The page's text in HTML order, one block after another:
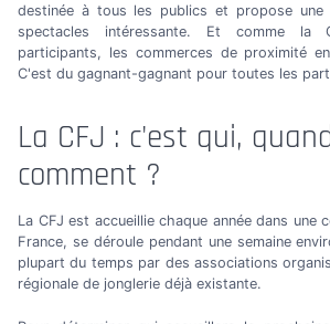
destinée à tous les publics et propose
spectacles intéressante. Et comme
participants, les commerces de proximité
C'est du gagnant-gagnant pour toutes les
La CFJ : c'est qui,
comment ?
La CFJ est accueillie chaque année dans une
France, se déroule pendant une semaine
plupart du temps par des associations
régionale de jonglerie déjà existante.